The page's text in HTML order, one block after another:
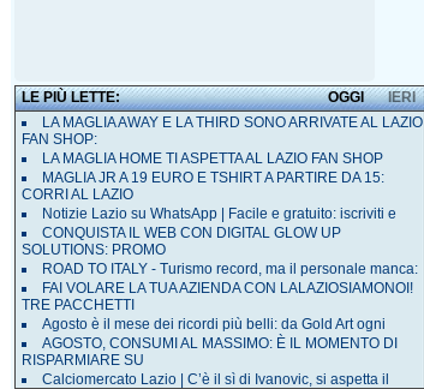
LE PIÙ LETTE: IERI
OGGI
LA MAGLIA AWAY E LA THIRD SONO ARRIVATE AL LAZIO
FAN SHOP:
LA MAGLIA HOME TI ASPETTA AL LAZIO FAN SHOP
MAGLIA JR A 19 EURO E TSHIRT A PARTIRE DA 15:
CORRI AL LAZIO
Notizie Lazio su WhatsApp | Facile e gratuito: iscriviti e
CONQUISTA IL WEB CON DIGITAL GLOW UP
SOLUTIONS: PROMO
ROAD TO ITALY - Turismo record, ma il personale manca:
FAI VOLARE LA TUA AZIENDA CON LALAZIOSIAMONOI!
TRE PACCHETTI
Agosto è il mese dei ricordi più belli: da Gold Art ogni
AGOSTO, CONSUMI AL MASSIMO: È IL MOMENTO DI
RISPARMIARE SU
Calciomercato Lazio | C’è il sì di Ivanovic, si aspetta il